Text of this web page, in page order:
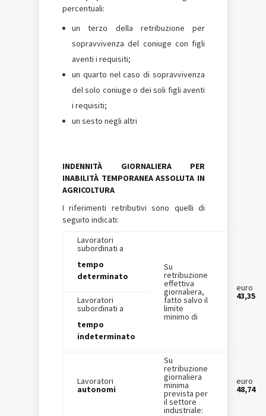
percentuali:
un terzo della retribuzione per
sopravvivenza del coniuge con figli
aventi i requisiti;
un quarto nel caso di sopravvivenza
del solo coniuge o dei soli figli aventi
i requisiti;
un sesto negli altri
INDENNITÀ GIORNALIERA PER
INABILITÀ TEMPORANEA ASSOLUTA IN
AGRICOLTURA
I riferimenti retributivi sono quelli di
seguito indicati:
Lavoratori
subordinati a
tempo
determinato
Su
retribuzione
effettiva
giornaliera,
fatto salvo il
limite
minimo di
euro
43,35
Lavoratori
subordinati a
tempo
indeterminato
Lavoratori
autonomi
Su
retribuzione
giornaliera
minima
prevista per
il settore
industriale:
euro
48,74